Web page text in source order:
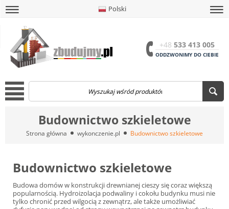
Polski
+48 533 413 005
ODDZWONIMY DO CIEBIE
menu
Budownictwo szkieletowe
Strona główna wykonczenie.pl Budownictwo szkieletowe
Budownictwo szkieletowe
Budowa domów w konstrukcji drewnianej cieszy się coraz większą
popularnością. Hydroizolacja podwaliny i cokołu budynku musi nie
tylko chronić przed wilgocią z zewnątrz, ale także umożliwiać
menu
menu